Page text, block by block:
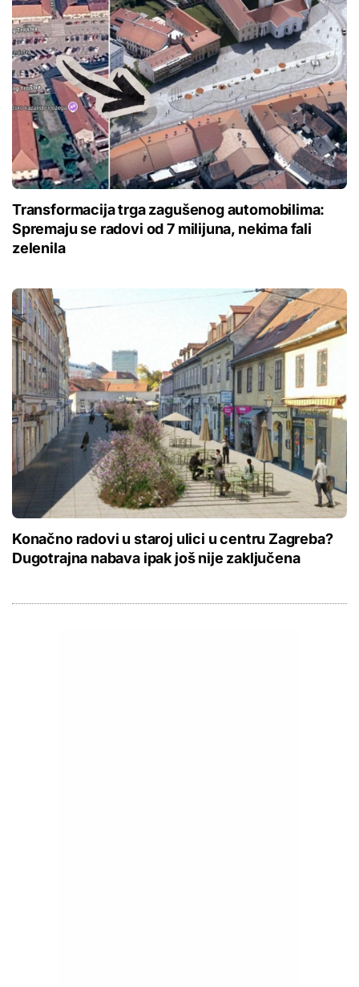
Transformacija trga zagušenog automobilima:
Spremaju se radovi od 7 milijuna, nekima fali
zelenila
Konačno radovi u staroj ulici u centru Zagreba?
Dugotrajna nabava ipak još nije zaključena